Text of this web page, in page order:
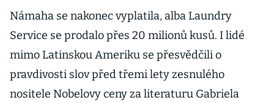
Námaha se nakonec vyplatila, alba Laundry
Service se prodalo přes 20 milionů kusů. I lidé
mimo Latinskou Ameriku se přesvědčili o
pravdivosti slov před třemi lety zesnulého
nositele Nobelovy ceny za literaturu Gabriela